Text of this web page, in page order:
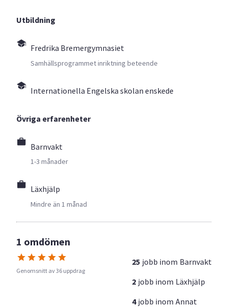
Utbildning
Fredrika Bremergymnasiet
Samhällsprogrammet inriktning beteende
Internationella Engelska skolan enskede
Övriga erfarenheter
Barnvakt
1-3 månader
Läxhjälp
Mindre än 1 månad
1 omdömen
Genomsnitt av 36 uppdrag
25 jobb inom Barnvakt
2 jobb inom Läxhjälp
4 jobb inom Annat